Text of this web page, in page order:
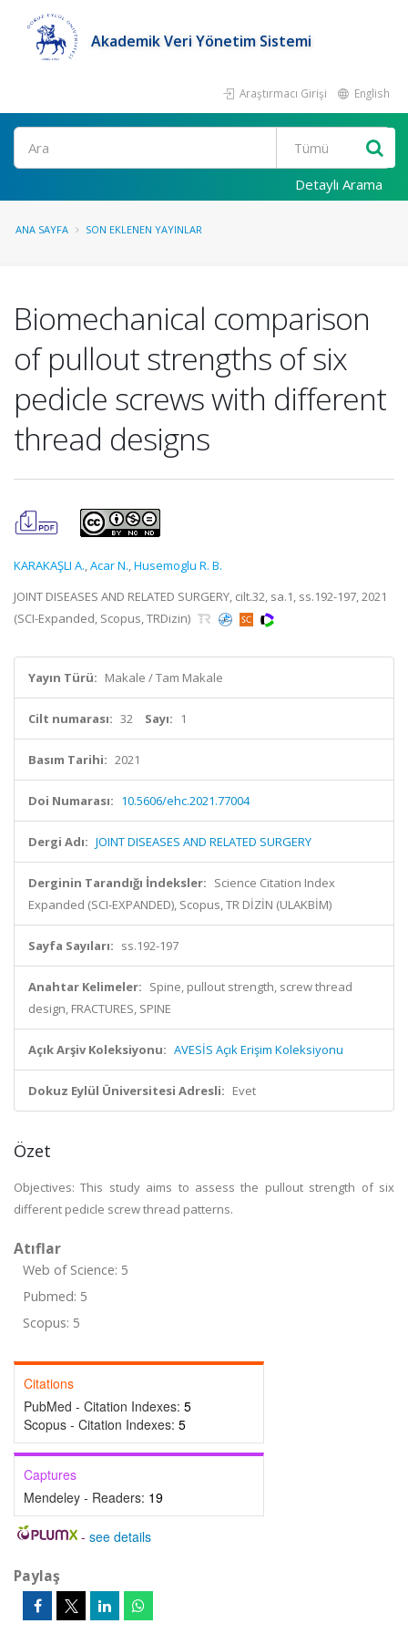
Akademik Veri Yönetim Sistemi
Araştırmacı Girişi English
Ara
Detaylı Arama
ANA SAYFA SON EKLENEN YAYINLAR
Biomechanical comparison
of pullout strengths of six
pedicle screws with different
thread designs
KARAKAŞLI A.,Acar N.,Husemoglu R. B.
JOINT DISEASES AND RELATED SURGERY, cilt.32, sa.1, ss.192-197, 2021
(SCI-Expanded, Scopus, TRDizin)
Yayın Türü: Makale / Tam Makale
Cilt numarası: 32 Sayı: 1
Basım Tarihi: 2021
Doi Numarası: 10.5606/ehc.2021.77004
Dergi Adı: JOINT DISEASES AND RELATED SURGERY
Derginin Tarandığı İndeksler: Science Citation Index
Expanded (SCI-EXPANDED), Scopus, TR DİZİN (ULAKBİM)
Sayfa Sayıları: ss.192-197
Anahtar Kelimeler: Spine, pullout strength, screw thread
design, FRACTURES, SPINE
Açık Arşiv Koleksiyonu: AVESİS Açık Erişim Koleksiyonu
Dokuz Eylül Üniversitesi Adresli: Evet
Özet
Objectives: This study aims to assess the pullout strength of six
different pedicle screw thread patterns.
Atıflar
Web of Science: 5
Pubmed: 5
Scopus: 5
Citations
PubMed - Citation Indexes: 5
Scopus - Citation Indexes: 5
Captures
Mendeley - Readers: 19
- see details
Paylaş